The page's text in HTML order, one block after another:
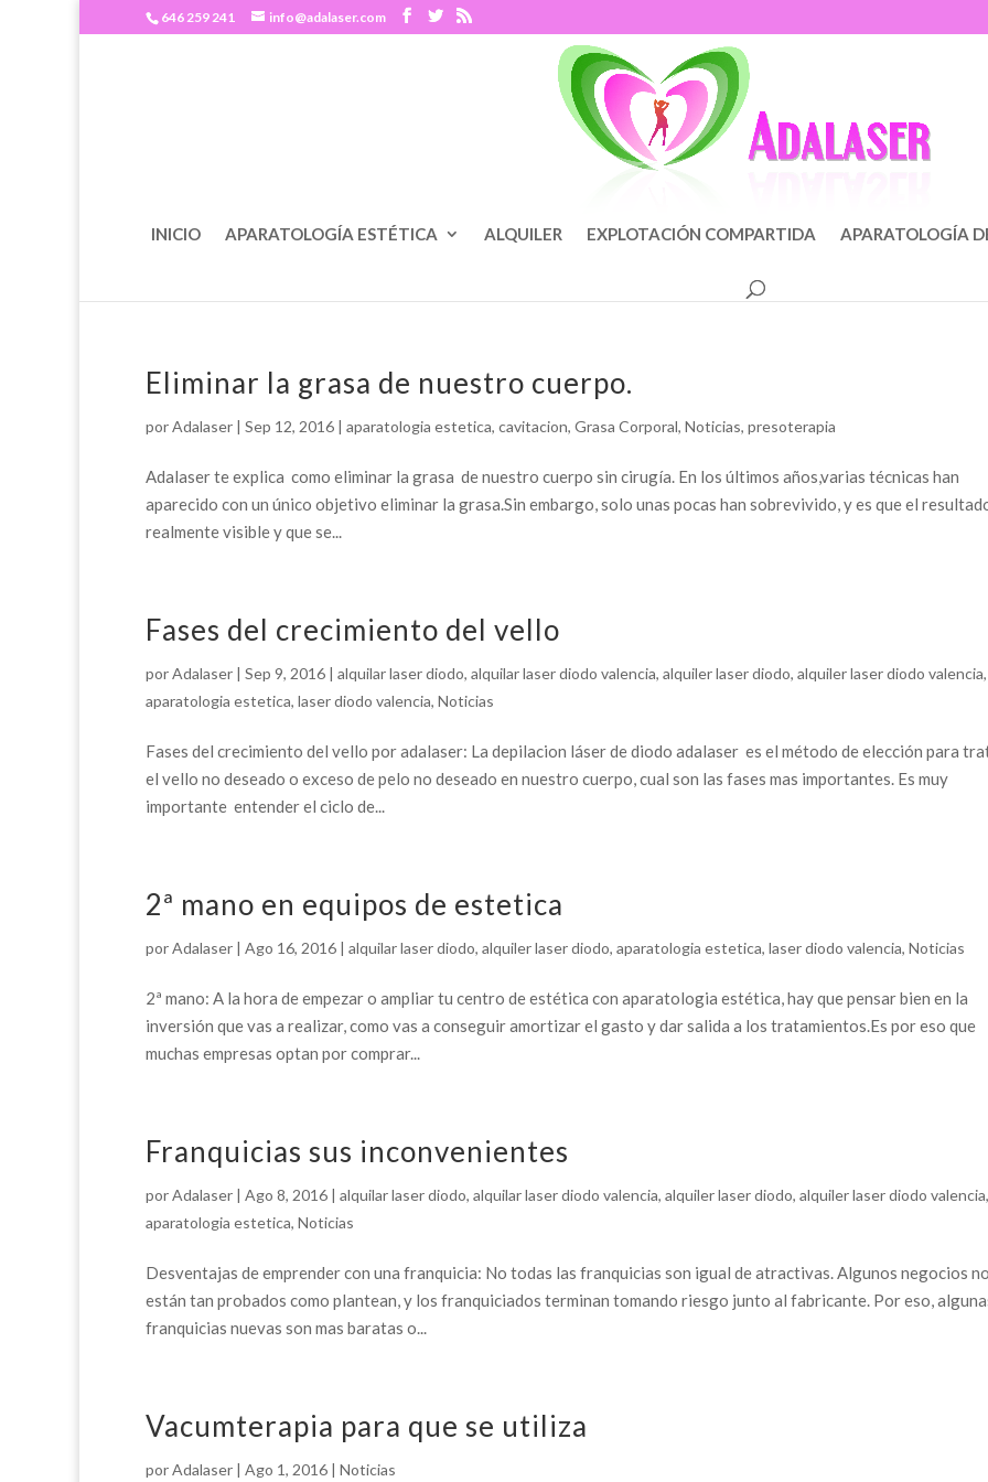
646 259 241 info@adalaser.com
INICIO APARATOLOGÍA ESTÉTICA ALQUILER EXPLOTACIÓN COMPARTIDA APARATOLOGÍA
Eliminar la grasa de nuestro cuerpo.
porAdalaser | Sep 12, 2016 | aparatologia estetica, cavitacion, Grasa Corporal, Noticias, presoterapia
Adalaser te explica como eliminar la grasa de nuestro cuerpo sin cirugía. En los últimos años,varias técnicas han
aparecido con un único objetivo eliminar la grasa.Sin embargo, solo unas pocas han sobrevivido, y es que el
realmente visible y que se...
Fases del crecimiento del vello
porAdalaser | Sep 9, 2016 | alquilar laser diodo, alquilar laser diodo valencia, alquiler laser diodo, alquiler laser diodo valencia,
aparatologia estetica, laser diodo valencia, Noticias
Fases del crecimiento del vello por adalaser: La depilacion láser de diodo adalaser es el método de elección para
el vello no deseado o exceso de pelo no deseado en nuestro cuerpo, cual son las fases mas importantes. Es muy
importante entender el ciclo de...
2ª mano en equipos de estetica
porAdalaser | Ago 16, 2016 | alquilar laser diodo, alquiler laser diodo, aparatologia estetica, laser diodo valencia, Noticias
2ª mano: A la hora de empezar o ampliar tu centro de estética con aparatologia estética, hay que pensar bien en la
inversión que vas a realizar, como vas a conseguir amortizar el gasto y dar salida a los tratamientos.Es por eso que
muchas empresas optan por comprar...
Franquicias sus inconvenientes
porAdalaser | Ago 8, 2016 | alquilar laser diodo, alquilar laser diodo valencia, alquiler laser diodo, alquiler laser diodo valencia,
aparatologia estetica, Noticias
Desventajas de emprender con una franquicia: No todas las franquicias son igual de atractivas. Algunos negocios no
están tan probados como plantean, y los franquiciados terminan tomando riesgo junto al fabricante. Por eso,
franquicias nuevas son mas baratas o...
Vacumterapia para que se utiliza
porAdalaser | Ago 1, 2016 | Noticias